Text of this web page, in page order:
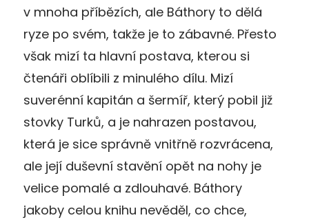
v mnoha příbězích, ale Báthory to dělá
ryze po svém, takže je to zábavné. Přesto
však mizí ta hlavní postava, kterou si
čtenáři oblíbili z minulého dílu. Mizí
suverénní kapitán a šermíř, který pobil již
stovky Turků, a je nahrazen postavou,
která je sice správně vnitřně rozvrácena,
ale její duševní stavění opět na nohy je
velice pomalé a zdlouhavé. Báthory
jakoby celou knihu nevěděl, co chce,